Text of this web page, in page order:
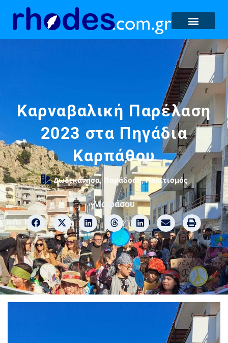
Καρναβαλική Παρέλαση
2023 στα Πηγάδια
Καρπάθου
Δωδεκάνησα, Παράδοση,Πολιτισμός
Μοιράσου